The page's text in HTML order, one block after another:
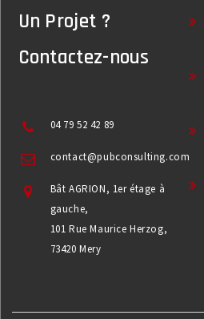
Un Projet ?
Contactez-nous
04 79 52 42 89
contact@pubconsulting.com
Bât AGRION, 1er étage à
gauche,
101 Rue Maurice Herzog,
73420 Mery